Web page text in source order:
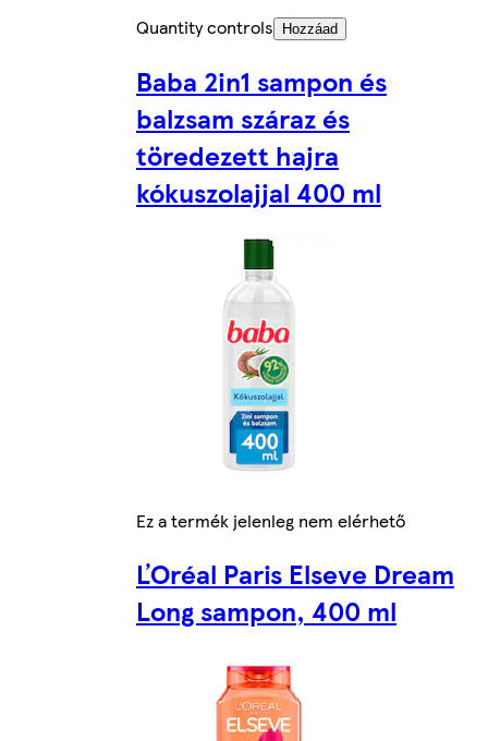
Quantity controls
Hozzáad
Baba 2in1 sampon és
balzsam száraz és
töredezett hajra
kókuszolajjal 400 ml
Ez a termék jelenleg nem elérhető
ĽOréal Paris Elseve Dream
Long sampon, 400 ml